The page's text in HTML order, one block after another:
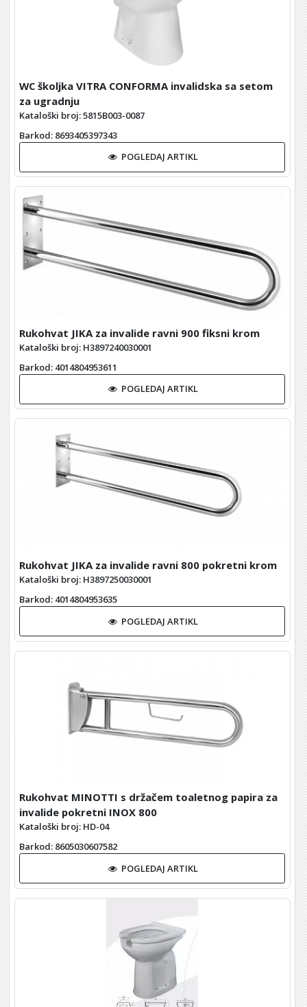
WC školjka VITRA CONFORMA invalidska sa setom
za ugradnju
Kataloški broj: 5815B003-0087
Barkod: 8693405397343
POGLEDAJ ARTIKL
Rukohvat JIKA za invalide ravni 900 fiksni krom
Kataloški broj: H3897240030001
Barkod: 4014804953611
POGLEDAJ ARTIKL
Rukohvat JIKA za invalide ravni 800 pokretni krom
Kataloški broj: H3897250030001
Barkod: 4014804953635
POGLEDAJ ARTIKL
Rukohvat MINOTTI s držačem toaletnog papira za
invalide pokretni INOX 800
Kataloški broj: HD-04
Barkod: 8605030607582
POGLEDAJ ARTIKL